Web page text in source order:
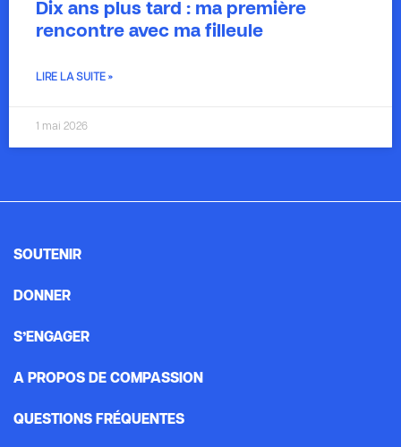
Dix ans plus tard : ma première
rencontre avec ma filleule
LIRE LA SUITE »
1 mai 2026
SOUTENIR
DONNER
S’ENGAGER
A PROPOS DE COMPASSION
QUESTIONS FRÉQUENTES